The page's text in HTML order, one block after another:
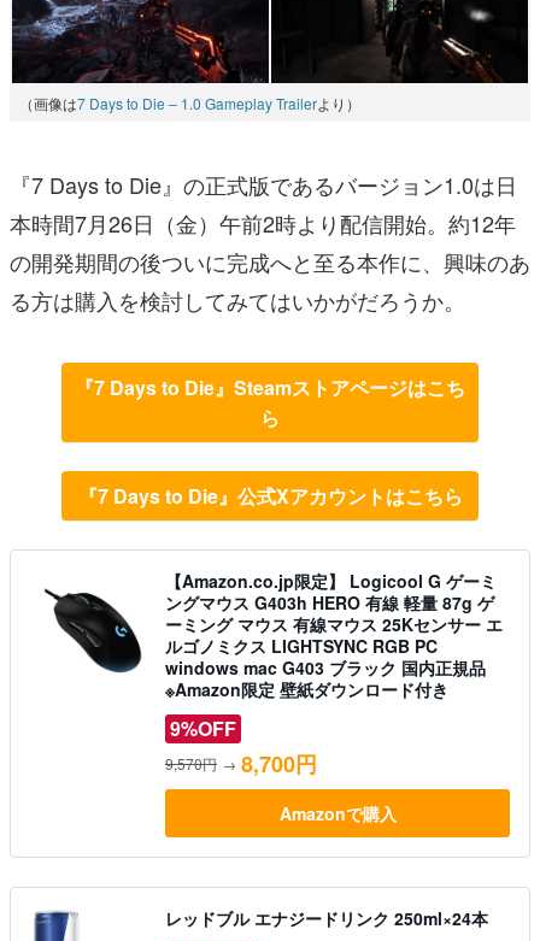
（画像は7 Days to Die – 1.0 Gameplay Trailerより）
『7 Days to Die』の正式版であるバージョン1.0は日
本時間7月26日（金）午前2時より配信開始。約12年
の開発期間の後ついに完成へと至る本作に、興味のあ
る方は購入を検討してみてはいかがだろうか。
『7 Days to Die』Steamストアページはこち
ら
『7 Days to Die』公式Xアカウントはこちら
【Amazon.co.jp限定】 Logicool G ゲーミ
ングマウス G403h HERO 有線 軽量 87g ゲ
ーミング マウス 有線マウス 25Kセンサー エ
ルゴノミクス LIGHTSYNC RGB PC
windows mac G403 ブラック 国内正規品
※Amazon限定 壁紙ダウンロード付き
9%OFF
9,570円 → 8,700円
Amazonで購入
レッドブル エナジードリンク 250ml×24本